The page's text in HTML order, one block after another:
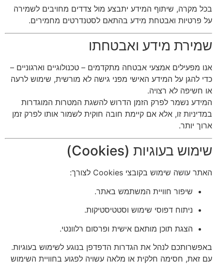
בכל מקרה, שיתוף המידע יתבצע מול צדדים מחויבים לשמירה
על פרטיות ואבטחת מידע בהתאם לסטנדרטים מחמירים.
שמירת מידע ואבטחתו
אנו מפעילים אמצעי אבטחה מתקדמים – טכנולוגיים וארגוניים –
כדי להגן על המידע האישי מפני גישה לא מורשית, שימוש לרעה
או חשיפה לא רצויה.
המידע נשמר לפרק הזמן הדרוש להשגת המטרות המוגדרות
במדיניות זו, אלא אם קיימת חובה חוקית לשמור אותו לפרק זמן
ארוך יותר.
שימוש בעוגיות (Cookies)
האתר עושה שימוש בקובצי Cookies לצורך:
שיפור חוויית המשתמש באתר.
ניתוח דפוסי שימוש וסטטיסטיקות.
הצגת תוכן מותאם אישית ופרסום רלוונטי.
באפשרותכם לנהל את הגדרות הדפדפן בנוגע לשימוש בעוגיות.
עם זאת, חסימה חלקית או מלאה עשויה לפגוע בחוויית השימוש